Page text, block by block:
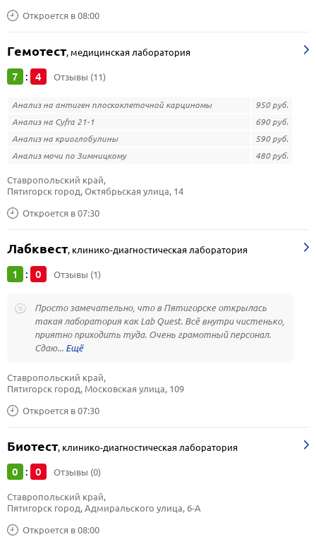
Откроется в 08:00
Гемотест, медицинская лаборатория
7 : 4 Отзывы (11)
Анализ на антиген плоскоклеточной карциномы
950 руб.
Анализ на Cyfra 21-1
690 руб.
Анализ на криоглобулины
590 руб.
Анализ мочи по Зимницкому
480 руб.
Откроется в 07:30
Ставропольский край,
Пятигорск город, Октябрьская улица, 14
Лабквест, клинико-диагностическая лаборатория
1 : 0 Отзывы (1)
Просто замечательно, что в Пятигорске открылась
такая лаборатория как Lab Quest. Всё внутри чистенько,
приятно приходить туда. Очень грамотный персонал.
Сдаю...
Откроется в 07:30
Ставропольский край,
Пятигорск город, Московская улица, 109
Биотест, клинико-диагностическая лаборатория
0 : 0 Отзывы (0)
Откроется в 08:00
Ставропольский край,
Пятигорск город, Адмиральского улица, 6-А